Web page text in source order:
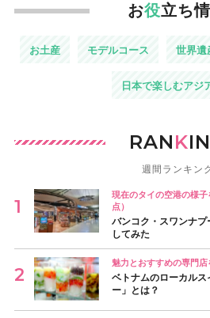
お役立ち
お土産 モデルコース 世界遺
日本で楽しむアジ
RANK
週間ランキン
現在のタイの空港の様
点）
バンコク・スワンナ
してみた
魅力とおすすめの専門店
ベトナムのローカル
ー」とは？